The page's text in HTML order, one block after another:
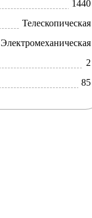
1440
Телескопическая
Электромеханическая
2
85